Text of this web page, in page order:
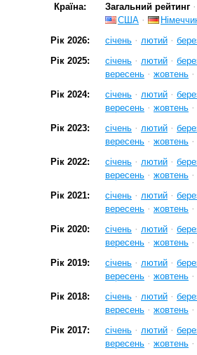
Країна: Загальний рейтинг ·
США ·
Рік 2026: січень · лютий ·
Рік 2025:
січень · лютий ·
вересень · жовтень ·
Рік 2024:
січень · лютий ·
вересень · жовтень ·
Рік 2023:
січень · лютий ·
вересень · жовтень ·
Рік 2022:
січень · лютий ·
вересень · жовтень ·
Рік 2021:
січень · лютий ·
вересень · жовтень ·
Рік 2020:
січень · лютий ·
вересень · жовтень ·
Рік 2019:
січень · лютий ·
вересень · жовтень ·
Рік 2018:
січень · лютий ·
вересень · жовтень ·
Рік 2017:
січень · лютий ·
вересень · жовтень ·